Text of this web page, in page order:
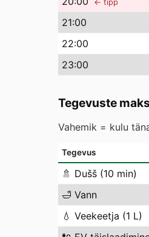
← tipp
21:00
22:00
23:00
Tegevuste
Vahemik = kulu
Tegevus
🚿 Dušš (10 min)
🛁 Vann
💧 Veekeetja (1 L)